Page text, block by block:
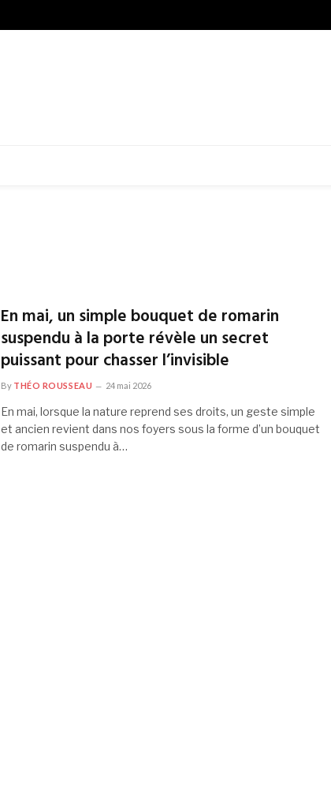
En mai, un simple bouquet de romarin
suspendu à la porte révèle un secret
puissant pour chasser l’invisible
By THÉO ROUSSEAU 24 mai 2026
En mai, lorsque la nature reprend ses droits, un geste simple
et ancien revient dans nos foyers sous la forme d’un bouquet
de romarin suspendu à…